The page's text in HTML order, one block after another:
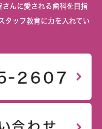
さんに愛される歯科を目指
タッフ教育に力を入れてい